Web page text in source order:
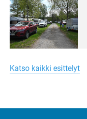
Lue
Leirintäoppaan
artikkeli:
Merellinen
Turun
liepeillä
Katso kaikki esittelyt